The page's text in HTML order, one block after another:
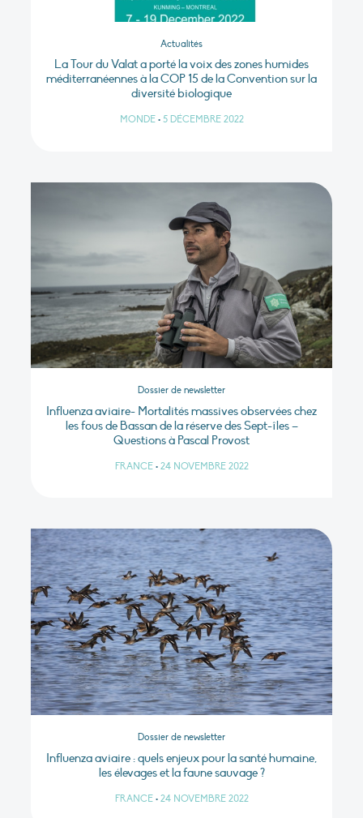
Actualités
La Tour du Valat a porté la voix des zones humides
méditerranéennes à la COP 15 de la Convention sur la
diversité biologique
MONDE • 5 DÉCEMBRE 2022
Dossier de newsletter
Influenza aviaire- Mortalités massives observées chez
les fous de Bassan de la réserve des Sept-îles –
Questions à Pascal Provost
FRANCE • 24 NOVEMBRE 2022
Dossier de newsletter
Influenza aviaire : quels enjeux pour la santé humaine,
les élevages et la faune sauvage ?
FRANCE • 24 NOVEMBRE 2022